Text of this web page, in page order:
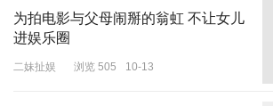
为拍电影与父母闹掰的翁虹 不让女儿
进娱乐圈
二妹扯娱 浏览 505 10-13